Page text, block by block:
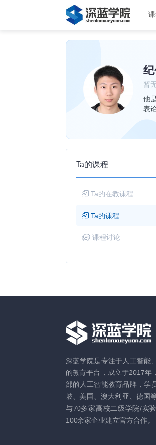
暂
他
表
Ta的课程
Ta的在教课程
Ta的课程
课程讨论
深蓝学院是专注于人工智能
的教育平台，成立于2017年
部的人工智能教育品牌，学
坡、美国、澳大利亚、德国
与70多家高校二级学院/实
100余家企业建立官方合作。